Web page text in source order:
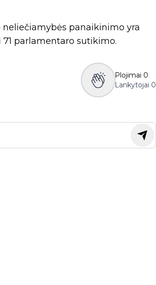
panaikinimo yra
parlamentaro sutikimo.
Plojimai 0
Lankytojai 0